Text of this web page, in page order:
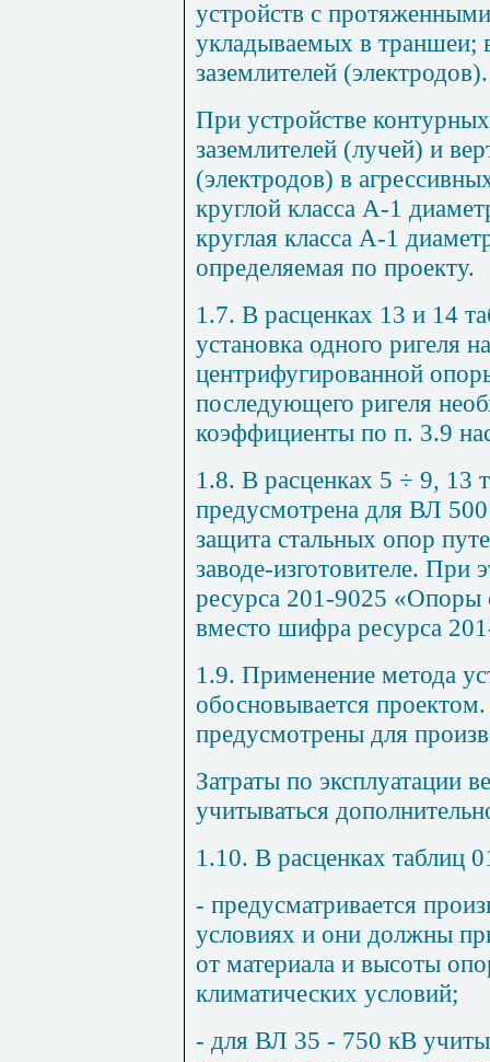
устройств с
укладываемых в траншеи;
заземлителей (электродов).
При устройстве
заземлителей (лучей) и
(электродов) в
круглой класса А-1
круглая класса А-1
определяемая по проекту.
1.7. В расценках 13 и 14
установка одного ригеля
центрифугированной
последующего ригеля
коэффициенты по п. 3.9
1.8. В расценках 5 ÷ 9, 13
предусмотрена для ВЛ
защита стальных опор
заводе-изготовителе.
ресурса 201-9025 «Опоры
вместо шифра ресурса
1.9. Применение метода
обосновывается
предусмотрены для
Затраты по эксплуатации
учитываться
1.10. В расценках таблиц
- предусматривается
условиях и они должны
от материала и высоты
климатических условий;
- для ВЛ 35 - 750 кВ